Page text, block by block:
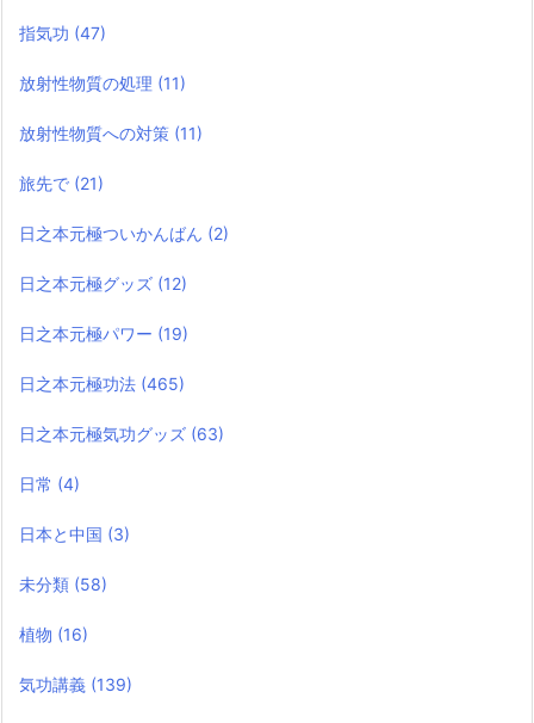
指気功 (47)
放射性物質の処理 (11)
放射性物質への対策 (11)
旅先で (21)
日之本元極ついかんばん (2)
日之本元極グッズ (12)
日之本元極パワー (19)
日之本元極功法 (465)
日之本元極気功グッズ (63)
日常 (4)
日本と中国 (3)
未分類 (58)
植物 (16)
気功講義 (139)